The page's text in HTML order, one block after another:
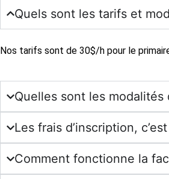
Quels sont les tarifs et
Nos tarifs sont de 30$/h pour le
Quelles sont les
Les frais d’inscription,
Comment fonctionne la